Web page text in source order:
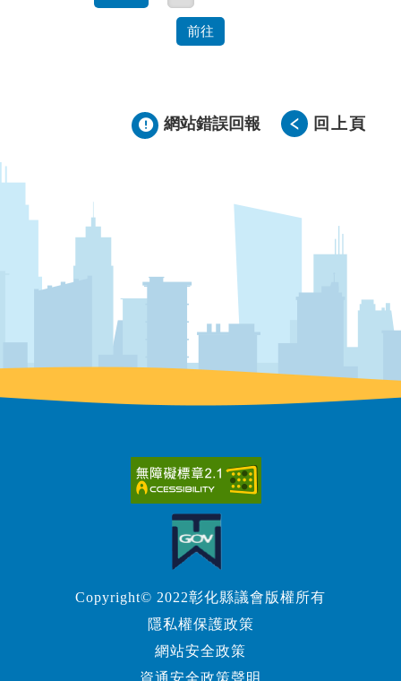
前往
網站錯誤回報 回上頁
Copyright© 2022彰化縣議會版權所有
隱私權保護政策
網站安全政策
資通安全政策聲明